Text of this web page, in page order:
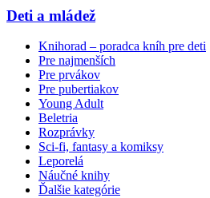
Deti a mládež
Knihorad – poradca kníh pre deti
Pre najmenších
Pre prvákov
Pre pubertiakov
Young Adult
Beletria
Rozprávky
Sci-fi, fantasy a komiksy
Leporelá
Náučné knihy
Ďalšie kategórie